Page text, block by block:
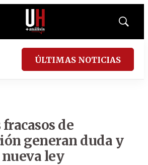
Mostrar
ÚLTIMAS NOTICIAS
de
generan duda y
ley